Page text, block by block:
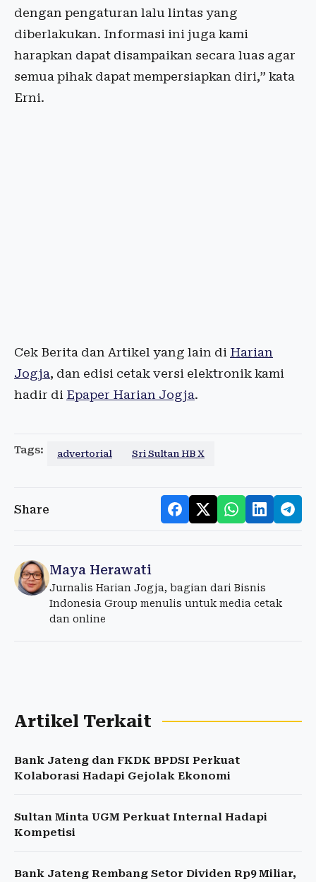
dengan pengaturan lalu lintas yang
diberlakukan. Informasi ini juga kami
harapkan dapat disampaikan secara luas agar
semua pihak dapat mempersiapkan diri,” kata
Erni.
Cek Berita dan Artikel yang lain di Harian
Jogja, dan edisi cetak versi elektronik kami
hadir di Epaper Harian Jogja.
Tags: advertorial Sri Sultan HB X
Share
Maya Herawati
Jurnalis Harian Jogja, bagian dari Bisnis
Indonesia Group menulis untuk media cetak
dan online
Artikel Terkait
Bank Jateng dan FKDK BPDSI Perkuat
Kolaborasi Hadapi Gejolak Ekonomi
Sultan Minta UGM Perkuat Internal Hadapi
Kompetisi
Bank Jateng Rembang Setor Dividen Rp9 Miliar,